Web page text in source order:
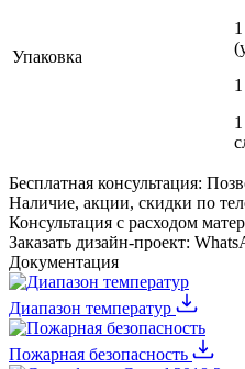
Упаковка
Бесплатная консультация:
Наличие, акции, скидки по
Консультация с расходом
Заказать дизайн-проект:
Документация
Диапазон температур
Пожарная безопасность